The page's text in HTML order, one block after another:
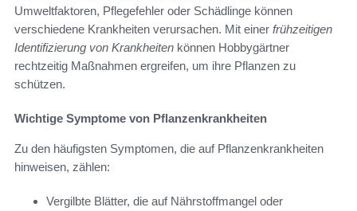
Umweltfaktoren, Pflegefehler oder Schädlinge können
verschiedene Krankheiten verursachen. Mit einer frühzeitigen
Identifizierung von Krankheiten können Hobbygärtner
rechtzeitig Maßnahmen ergreifen, um ihre Pflanzen zu
schützen.
Wichtige Symptome von Pflanzenkrankheiten
Zu den häufigsten Symptomen, die auf Pflanzenkrankheiten
hinweisen, zählen:
Vergilbte Blätter, die auf Nährstoffmangel oder